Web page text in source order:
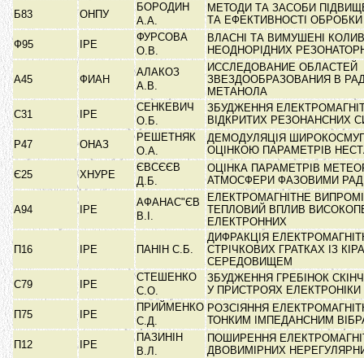
Б83
ОНПУ
БОРОДИН
А.А.
МЕТОДИ ТА ЗАСОБИ
ТА ЕФЕКТИВНОСТІ
Ф95
ІРЕ
ФУРСОВА
О.В.
ВЛАСНІ ТА ВИМУШЕНІ
НЕОДНОРІДНИХ
А45 ФИАН
АЛАКОЗ
А.В.
ИССЛЕДОВАНИЕ ОБЛАСТЕЙ
ЗВЕЗДООБРАЗОВАНИЯ В
МЕТАНОЛА
С31
ІРЕ
СЕНКЕВИЧ
О.Б.
ЗБУДЖЕННЯ
ВІДКРИТИХ РЕЗОНАНСНИХ
Р47
ОНАЗ
РЕШЕТНЯК
О.А.
ДЕМОДУЛЯЦІЯ
ОЦІНКОЮ ПАРАМЕТРІВ
Є25
ХНУРЕ
ЄВСЄЄВ
Д.Б.
ОЦІНКА ПАРАМЕТРІВ
АТМОСФЕРИ ФАЗОВИМИ
А94 ІРЕ
АФАНАС"ЄВ
В.І.
ЕЛЕКТРОМАГНІТНЕ
ТЕПЛОВИЙ ВПЛИВ
ЕЛЕКТРОННИХ
П16 ІРЕ ПАНІН С.Б.
ДИФРАКЦІЯ
СТРІЧКОВИХ ГРАТКАХ ІЗ
СЕРЕДОВИЩЕМ
С79
ІРЕ
СТЕШЕНКО
С.О.
ЗБУДЖЕННЯ ГРЕБІНОК
У ПРИСТРОЯХ ЕЛЕКТРОНІКИ
П75
ІРЕ
ПРИЙМЕНКО
С.Д.
РОЗСІЯННЯ
ТОНКИМ ІМПЕДАНСНИМ
П12
ІРЕ
ПАЗИНІН
В.Л.
ПОШИРЕННЯ
ДВОВИМІРНИХ